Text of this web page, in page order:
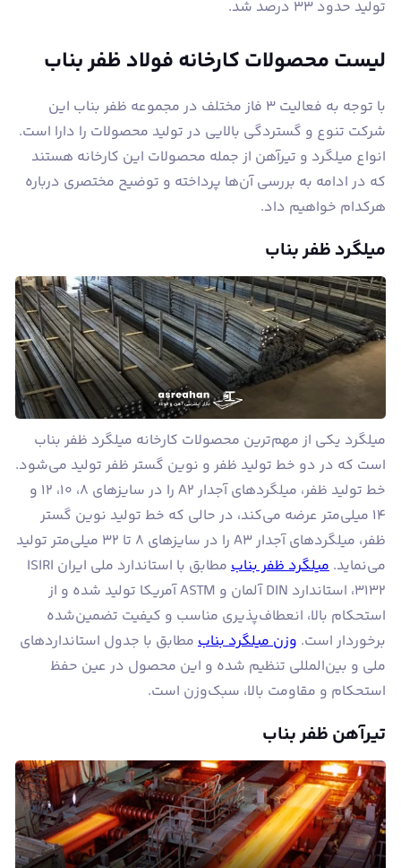
تولید حدود ۳۳ درصد شد.
لیست محصولات کارخانه فولاد ظفر بناب
با توجه به فعالیت ۳ فاز مختلف در مجموعه ظفر بناب این
شرکت تنوع و گستردگی بالایی در تولید محصولات را دارا است.
انواع میلگرد و تیرآهن از جمله محصولات این کارخانه هستند
که در ادامه به بررسی آن‌ها پرداخته و توضیح مختصری درباره
هرکدام خواهیم داد.
میلگرد ظفر بناب
میلگرد یکی از مهم‌ترین محصولات کارخانه میلگرد ظفر بناب
است که در دو خط تولید ظفر و نوین گستر ظفر تولید می‌شود.
خط تولید ظفر، میلگردهای آجدار A۲ را در سایزهای ۸، ۱۰، ۱۲ و
۱۴ میلی‌متر عرضه می‌کند، در حالی که خط تولید نوین گستر
ظفر، میلگردهای آجدار A۳ را در سایزهای ۸ تا ۳۲ میلی‌متر تولید
می‌نماید. میلگرد ظفر بناب
مطابق با استاندارد ملی ایران ISIRI
3132، استاندارد DIN آلمان و ASTM آمریکا تولید شده و از
استحکام بالا، انعطاف‌پذیری مناسب و کیفیت تضمین‌شده
برخوردار است. وزن میلگرد بناب مطابق با جدول استانداردهای
ملی و بین‌المللی تنظیم شده و این محصول در عین حفظ
استحکام و مقاومت بالا، سبک‌وزن‌ است.
تیرآهن ظفر بناب